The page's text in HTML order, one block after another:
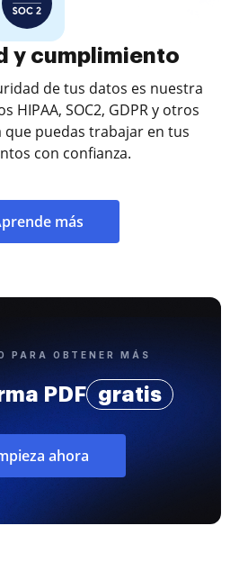
y cumplimiento
de tus datos es nuestra
HIPAA, SOC2, GDPR y otros
que puedas trabajar en tus
con confianza.
más
PARA OBTENER MÁS
PDF gratis
ahora